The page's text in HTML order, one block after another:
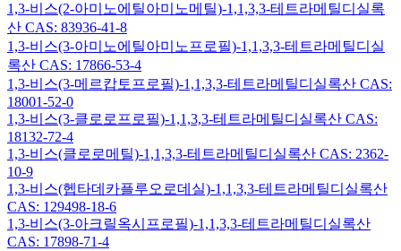
1,3-비스(2-아미노에틸아미노메틸)-1,1,3,3-테트라메틸디실록
산 CAS: 83936-41-8
1,3-비스(3-아미노에틸아미노프로필)-1,1,3,3-테트라메틸디실
록산 CAS: 17866-53-4
1,3-비스(3-메르캅토프로필)-1,1,3,3-테트라메틸디실록산 CAS:
18001-52-0
1,3-비스(3-클로로프로필)-1,1,3,3-테트라메틸디실록산 CAS:
18132-72-4
1,3-비스(클로로메틸)-1,1,3,3-테트라메틸디실록산 CAS: 2362-
10-9
1,3-비스(헵타데카플루오로데실)-1,1,3,3-테트라메틸디실록산
CAS: 129498-18-6
1,3-비스(3-아크릴옥시프로필)-1,1,3,3-테트라메틸디실록산
CAS: 17898-71-4